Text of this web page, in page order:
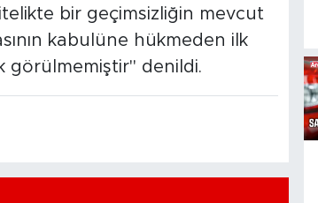
bir geçimsizliğin mevcut
kabulüne hükmeden ilk
görülmemiştir" denildi.